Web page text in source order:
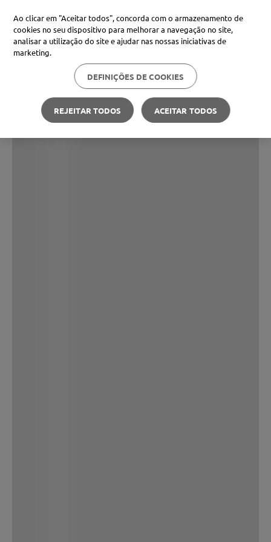
Ao clicar em "Aceitar todos", concorda com o armazenamento de
cookies no seu dispositivo para melhorar a navegação no site,
analisar a utilização do site e ajudar nas nossas iniciativas de
marketing.
DEFINIÇÕES DE COOKIES
REJEITAR TODOS ACEITAR TODOS